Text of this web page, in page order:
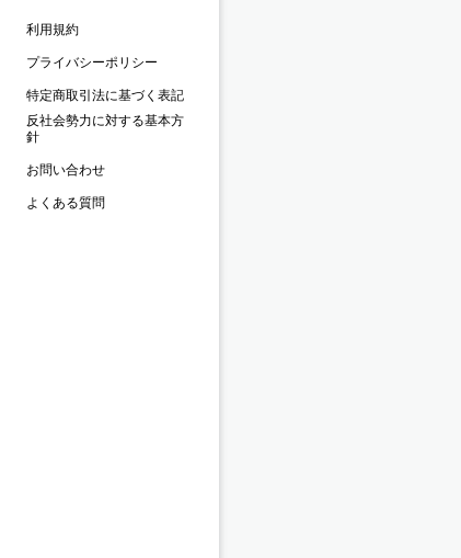
利用規約
プライバシーポリシー
特定商取引法に基づく表記
反社会勢力に対する基本方
針
お問い合わせ
よくある質問